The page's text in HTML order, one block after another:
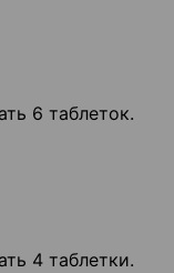
6 таблеток.
4 таблетки.